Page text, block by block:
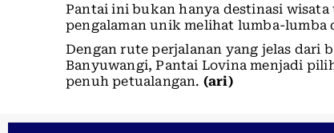
Pantai ini bukan hanya destinasi
pengalaman unik melihat lumba-lumba
Dengan rute perjalanan yang jelas dari
Banyuwangi, Pantai Lovina menjadi
penuh petualangan. (ari)